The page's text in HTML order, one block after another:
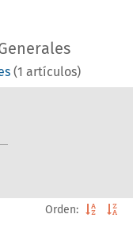
(1 artículos)
Orden: